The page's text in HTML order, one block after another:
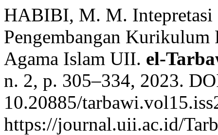
HABIBI, M. M. Intepretasi
Pengembangan
Agama Islam UII. el-
n. 2, p. 305–334, 2023.
10.20885/
https://journal.uii.ac.id/